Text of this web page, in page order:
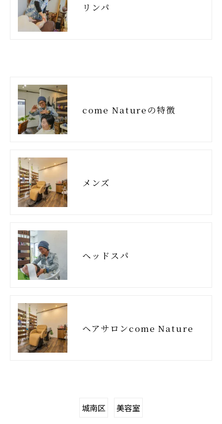
リンパ
come Natureの特徴
メンズ
ヘッドスパ
ヘアサロンcome Nature
城南区 美容室